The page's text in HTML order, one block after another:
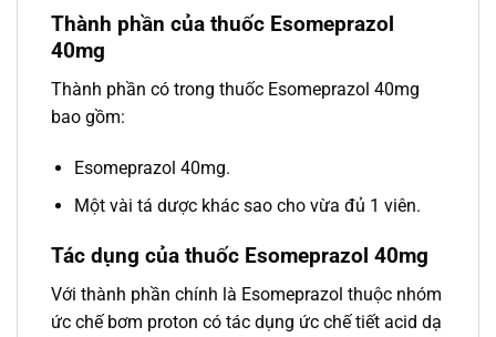
Thành phần của thuốc Esomeprazol
40mg
Thành phần có trong thuốc Esomeprazol 40mg
bao gồm:
Esomeprazol 40mg.
Một vài tá dược khác sao cho vừa đủ 1 viên.
Tác dụng của thuốc Esomeprazol 40mg
Với thành phần chính là Esomeprazol thuộc nhóm
ức chế bơm proton có tác dụng ức chế tiết acid dạ